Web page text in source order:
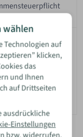
Abschreibungen
um die
schneller geltend
(gilt primär für
Anlagen über
wählen
Technologien auf
klicken,
das
und Ihnen
auf Drittseiten
ausdrückliche
Einstellungen